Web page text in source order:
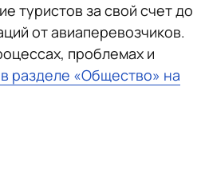
туристов за свой счет до
от авиаперевозчиков.
проблемах и
разделе «Общество» на